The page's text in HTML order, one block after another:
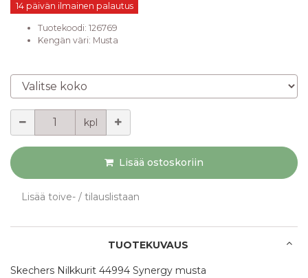
14 päivän ilmainen palautus
Tuotekoodi: 126769
Kengän väri: Musta
Valitse koko
kpl
Lisää ostoskoriin
Lisää toive- / tilauslistaan
TUOTEKUVAUS
Skechers Nilkkurit 44994 Synergy musta